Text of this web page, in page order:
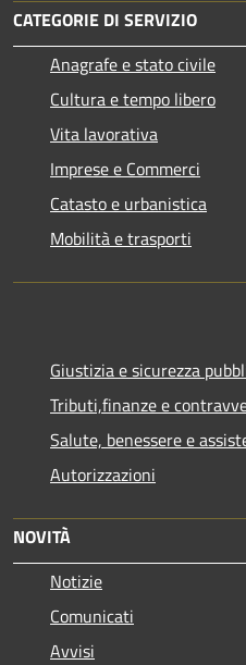
CATEGORIE DI SERVIZIO
Anagrafe e stato civile
Cultura e tempo libero
Vita lavorativa
Imprese e Commerci
Catasto e urbanistica
Mobilità e trasporti
Giustizia e sicurezza
Tributi,finanze e
Salute, benessere e
Autorizzazioni
NOVITÀ
Notizie
Comunicati
Avvisi